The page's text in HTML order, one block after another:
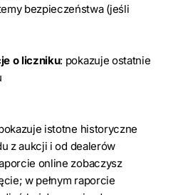
bezpieczeństwa (jeśli
o liczniku: pokazuje ostatnie
istotne historyczne
z aukcji i od dealerów
online zobaczysz
w pełnym raporcie